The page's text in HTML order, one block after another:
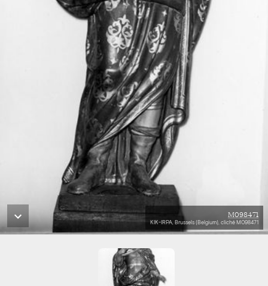
M098471
KIK-IRPA, Brussels (Belgium), cliché M098471